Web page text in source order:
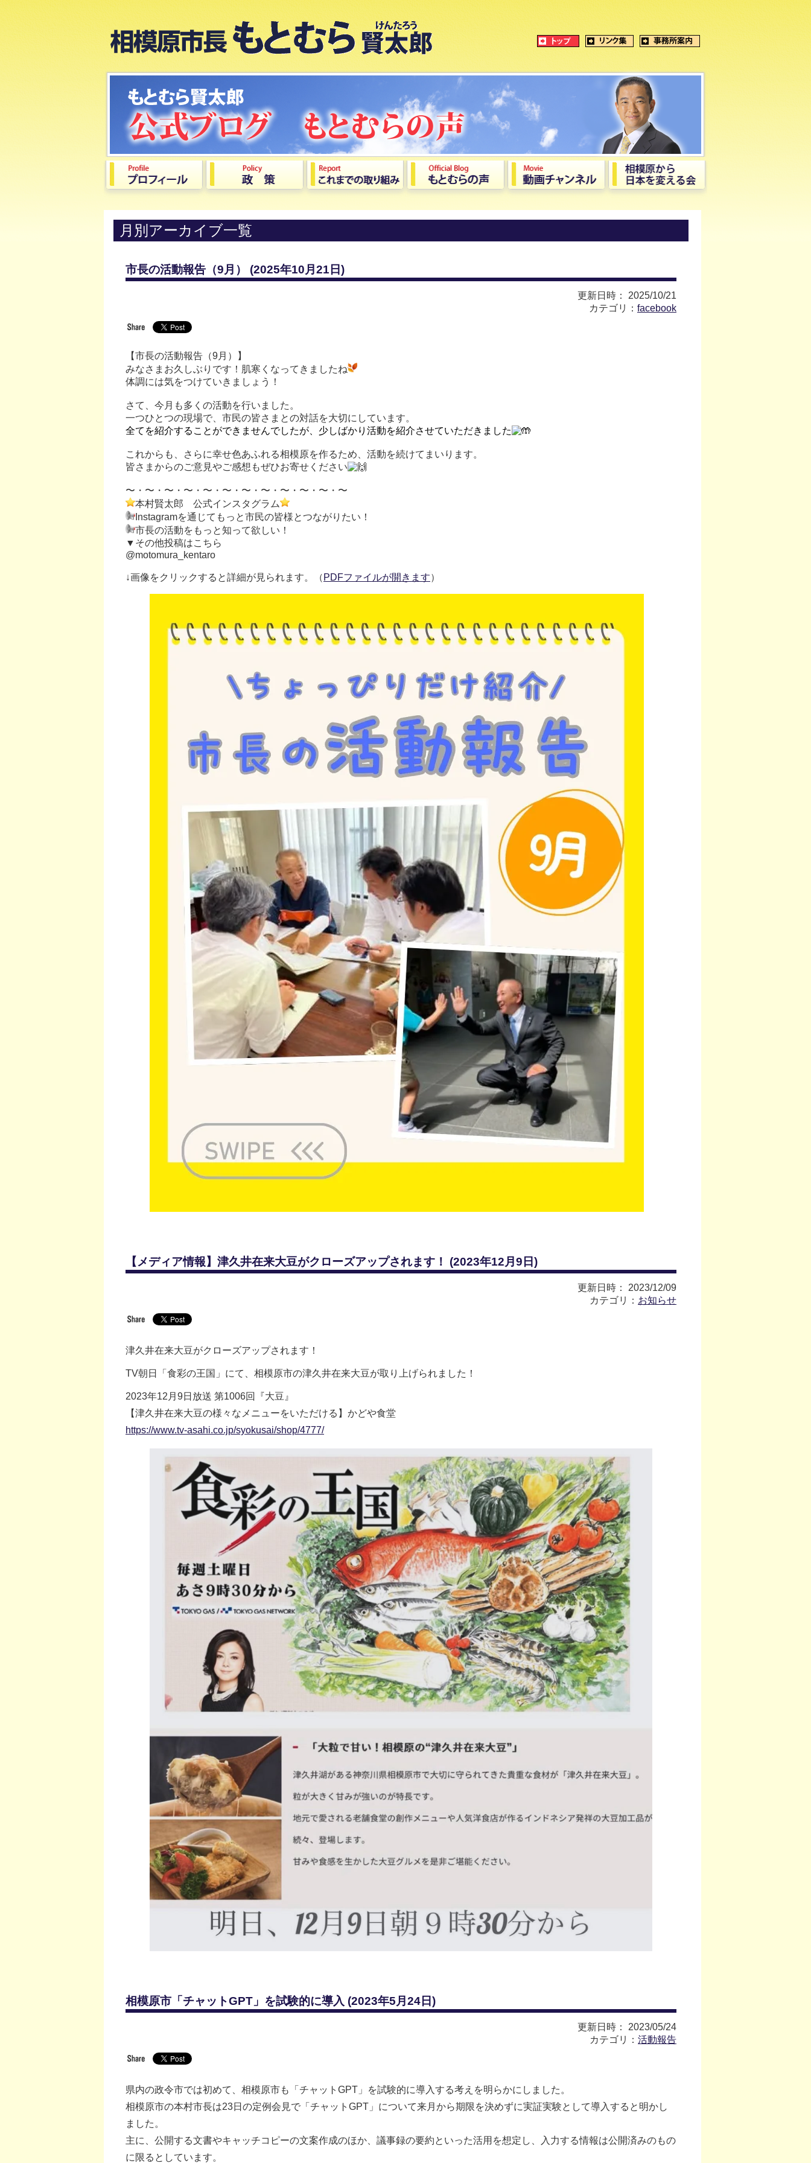
月別アーカイブ一覧
市長の活動報告（9月） (2025年10月21日)
更新日時： 2025/10/21
カテゴリ： facebook
【市長の活動報告（9月）】
みなさまお久しぶりです！肌寒くなってきましたね
体調には気をつけていきましょう！
さて、今月も多くの活動を行いました。
一つひとつの現場で、市民の皆さまとの対話を大切にしています。
全てを紹介することができませんでしたが、少しばかり活動を紹介させていただきました
これからも、さらに幸せ色あふれる相模原を作るため、活動を続けてまいります。
皆さまからのご意見やご感想もぜひお寄せください
〜・〜・〜・〜・〜・〜・〜・〜・〜・〜・〜・〜
本村賢太郎 公式インスタグラム
Instagramを通じてもっと市民の皆様とつながりたい！
市長の活動をもっと知って欲しい！
▼その他投稿はこちら
@motomura_kentaro
↓画像をクリックすると詳細が見られます。（ PDFファイルが開きます）
【メディア情報】津久井在来大豆がクローズアップされます！ (2023年12月9日)
更新日時： 2023/12/09
カテゴリ： お知らせ
津久井在来大豆がクローズアップされます！
TV朝日「食彩の王国」にて、相模原市の津久井在来大豆が取り上げられました！
2023年12月9日放送 第1006回『大豆』
【津久井在来大豆の様々なメニューをいただける】かどや食堂
https://www.tv-asahi.co.jp/syokusai/shop/4777/
相模原市「チャットGPT」を試験的に導入 (2023年5月24日)
更新日時： 2023/05/24
カテゴリ： 活動報告
県内の政令市では初めて、相模原市も「チャットGPT」を試験的に導入する考えを明らかにしました。
相模原市の本村市長は23日の定例会見で「チャットGPT」について来月から期限を決めずに実証実験として導入すると明かし
ました。
主に、公開する文書やキャッチコピーの文案作成のほか、議事録の要約といった活用を想定し、入力する情報は公開済みのもの
に限るとしています。